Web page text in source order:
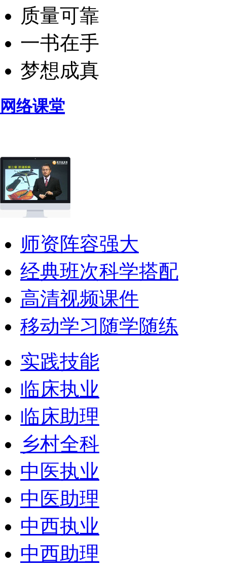
质量可靠
一书在手
梦想成真
网络课堂
师资阵容强大
经典班次科学搭配
高清视频课件
移动学习随学随练
实践技能
临床执业
临床助理
乡村全科
中医执业
中医助理
中西执业
中西助理